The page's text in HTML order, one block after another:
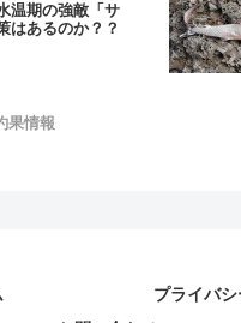
温期の強敵「サ
あるのか？？
果情報
プライバ